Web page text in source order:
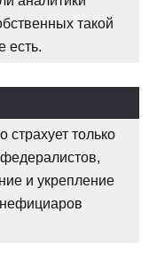
такой
есть.
только
и укрепление